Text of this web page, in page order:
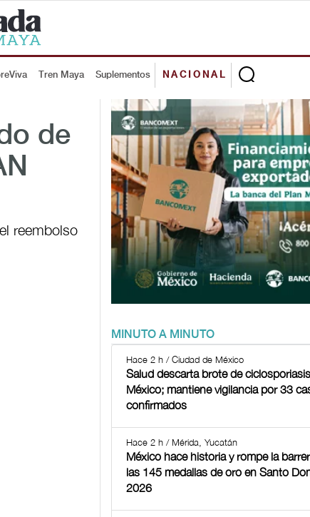
Tren Maya Suplementos NACIONAL
de
reembolso
MINUTO A MINUTO
Hace 2 h / Ciudad de México
Salud descarta brote de
México; mantiene vigilancia por 33
confirmados
Hace 2 h / Mérida, Yucatán
México hace historia y rompe la
las 145 medallas de oro en Santo
2026